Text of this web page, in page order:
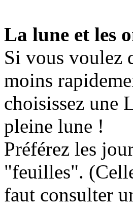
La lune et les
Si vous voulez
moins
choisissez une
pleine lune !
Préférez les
"feuilles".
faut consulter